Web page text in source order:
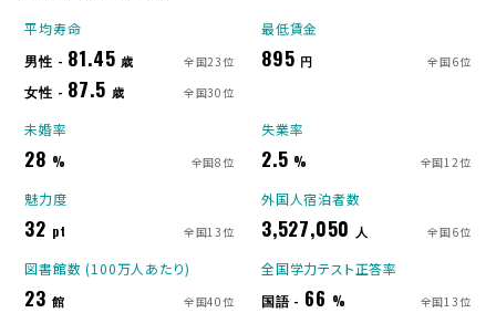
平均寿命
男性 - 81.45 歳 全国23位
女性 - 87.5 歳 全国30位
最低賃金
895 円 全国6位
未婚率
28 % 全国8位
失業率
2.5 % 全国12位
魅力度
32 pt 全国13位
外国人宿泊者数
3,527,050 人 全国6位
図書館数 (100万人あたり)
23 館 全国40位
全国学力テスト正答率
国語 - 66 % 全国13位